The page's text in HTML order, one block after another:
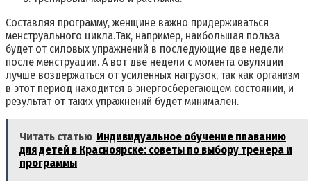
Составляя программу, женщине важно придерживаться
менструального цикла.Так, например, наибольшая польза
будет от силовых упражнений в последующие две недели
после менструации. А вот две недели с момента овуляции
лучше воздержаться от усиленных нагрузок, так как организм
в этот период находится в энергосберегающем состоянии, и
результат от таких упражнений будет минимален.
Читать статью Индивидуальное обучение плаванию
для детей в Красноярске: советы по выбору тренера и
программы